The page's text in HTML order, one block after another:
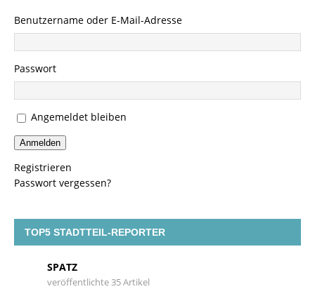
Benutzername oder E-Mail-Adresse
Passwort
Angemeldet bleiben
Anmelden
Registrieren
Passwort vergessen?
TOP5 STADTTEIL-REPORTER
SPATZ
veröffentlichte 35 Artikel